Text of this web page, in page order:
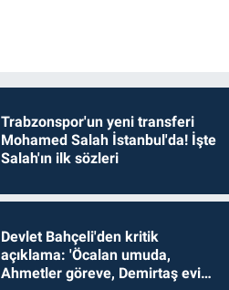
Trabzonspor'un yeni transferi
Mohamed Salah İstanbul'da! İşte
Salah'ın ilk sözleri
Devlet Bahçeli'den kritik
açıklama: 'Öcalan umuda,
Ahmetler göreve, Demirtaş evine